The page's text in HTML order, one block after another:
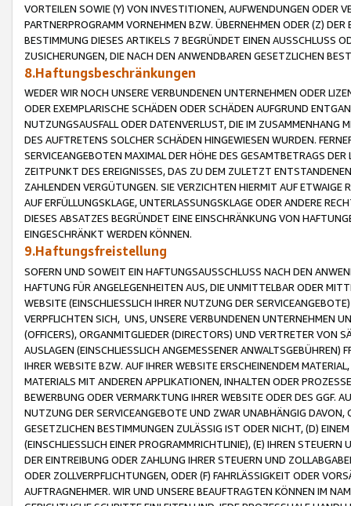
VORTEILEN SOWIE (Y) VON INVESTITIONEN, AUFWENDUNGEN ODER
PARTNERPROGRAMM VORNEHMEN BZW. ÜBERNEHMEN ODER (Z)
BESTIMMUNG DIESES ARTIKELS 7 BEGRÜNDET EINEN AUSSCHLUSS
ZUSICHERUNGEN, DIE NACH DEN ANWENDBAREN GESETZLICHEN
8.Haftungsbeschränkungen
WEDER WIR NOCH UNSERE VERBUNDENEN UNTERNEHMEN ODER
ODER EXEMPLARISCHE SCHÄDEN ODER SCHÄDEN AUFGRUND
NUTZUNGSAUSFALL ODER DATENVERLUST, DIE IM ZUSAMMENHANG
DES AUFTRETENS SOLCHER SCHÄDEN HINGEWIESEN WURDEN.
SERVICEANGEBOTEN MAXIMAL DER HÖHE DES GESAMTBETRAGS
ZEITPUNKT DES EREIGNISSES, DAS ZU DEM ZULETZT
ZAHLENDEN VERGÜTUNGEN. SIE VERZICHTEN HIERMIT AUF
AUF ERFÜLLUNGSKLAGE, UNTERLASSUNGSKLAGE ODER ANDERE
DIESES ABSATZES BEGRÜNDET EINE EINSCHRÄNKUNG VON
EINGESCHRÄNKT WERDEN KÖNNEN.
9.Haftungsfreistellung
SOFERN UND SOWEIT EIN HAFTUNGSAUSSCHLUSS NACH DEN
HAFTUNG FÜR ANGELEGENHEITEN AUS, DIE UNMITTELBAR ODER
WEBSITE (EINSCHLIESSLICH IHRER NUTZUNG DER
VERPFLICHTEN SICH, UNS, UNSERE VERBUNDENEN UNTERNEHMEN
(OFFICERS), ORGANMITGLIEDER (DIRECTORS) UND VERTRETER VON
AUSLAGEN (EINSCHLIESSLICH ANGEMESSENER
IHRER WEBSITE BZW. AUF IHRER WEBSITE ERSCHEINENDEM
MATERIALS MIT ANDEREN APPLIKATIONEN, INHALTEN ODER
BEWERBUNG ODER VERMARKTUNG IHRER WEBSITE ODER DES GGF.
NUTZUNG DER SERVICEANGEBOTE UND ZWAR UNABHÄNGIG
GESETZLICHEN BESTIMMUNGEN ZULÄSSIG IST ODER NICHT, (D)
(EINSCHLIESSLICH EINER PROGRAMMRICHTLINIE), (E) IHREN
DER EINTREIBUNG ODER ZAHLUNG IHRER STEUERN UND
ODER ZOLLVERPFLICHTUNGEN, ODER (F) FAHRLÄSSIGKEIT ODER
AUFTRAGNEHMER. WIR UND UNSERE BEAUFTRAGTEN KÖNNEN IM